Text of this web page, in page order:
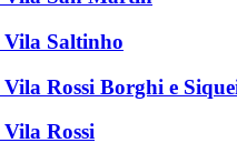
Vila Saltinho
Rossi Borghi e
Rossi